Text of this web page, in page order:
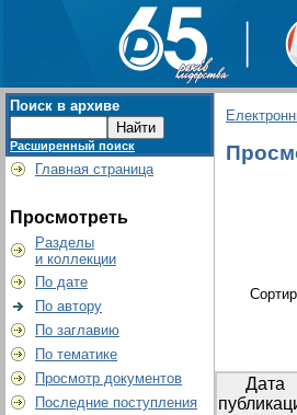
Поиск в архиве
Расширенный поиск
Главная страница
Просмотреть
Разделы
и коллекции
По дате
По автору
По заглавию
По тематике
Просмотр документов
Последние поступления
Дата